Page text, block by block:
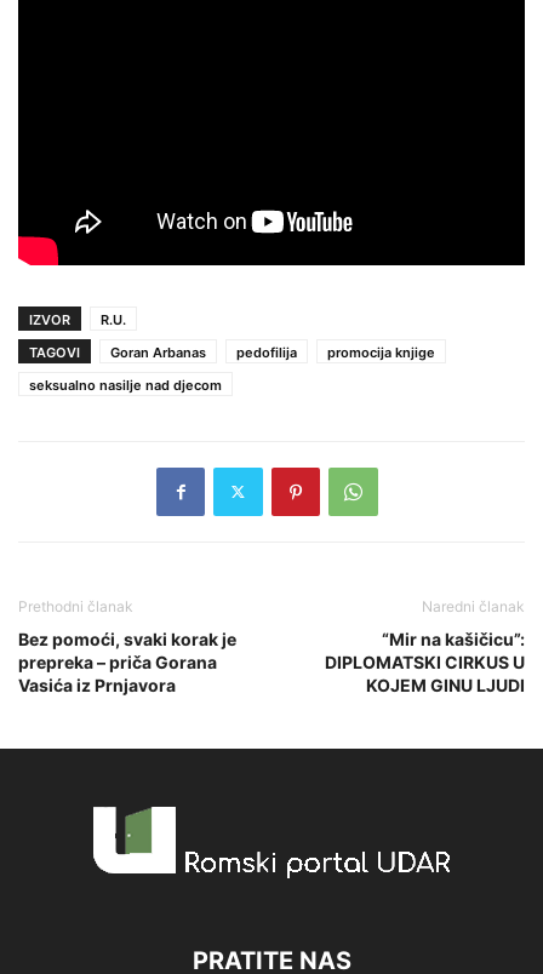
IZVOR
R.U.
TAGOVI
Goran Arbanas pedofilija
promocija knjige
seksualno nasilje nad djecom
Prethodni članak
Bez pomoći, svaki korak je
prepreka – priča Gorana
Vasića iz Prnjavora
Naredni članak
“Mir na kašičicu”:
DIPLOMATSKI CIRKUS U
KOJEM GINU LJUDI
PRATITE NAS